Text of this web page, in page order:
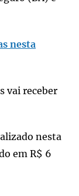
nesta
vai receber
nesta
em R$ 6